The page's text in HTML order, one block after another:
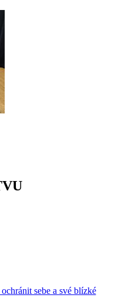
sebe a své blízké